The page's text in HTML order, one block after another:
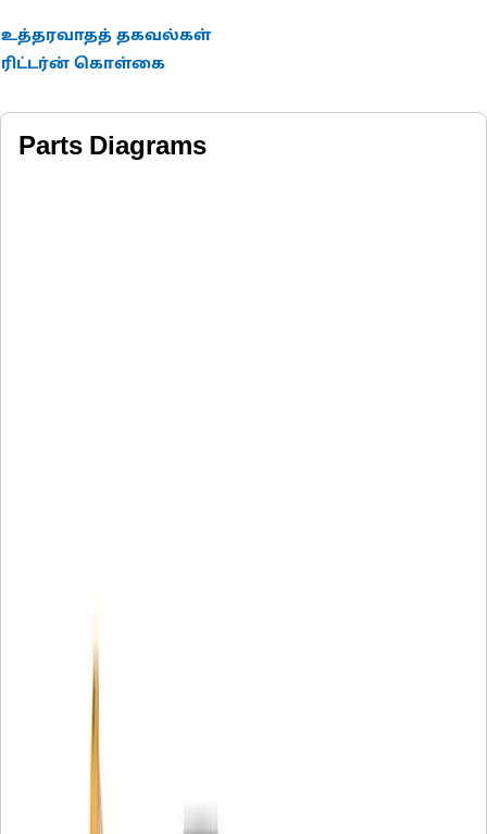
உத்தரவாதத் தகவல்கள்
ரிட்டர்ன் கொள்கை
Parts Diagrams